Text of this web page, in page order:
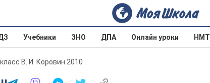
Учебники ЗНО ДПА Онлайн уроки НМТ
В. И. Коровин 2010